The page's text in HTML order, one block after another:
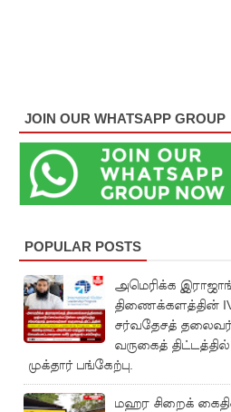
JOIN OUR WHATSAPP GROUP
POPULAR POSTS
அமெரிக்க
திணைக்களத்தின்
சர்வதேசத்
வருகைத்
முக்தார் பங்கேற்பு.
மஹர சிறைக்